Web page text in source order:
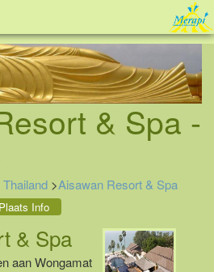
Tel: 088 - 81 11 999
& Spa -
>Aisawan Resort & Spa
Plaats Info
& Spa
aan Wongamat